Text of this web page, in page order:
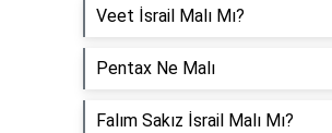
Veet İsrail Malı Mı?
Pentax Ne Malı
Falım Sakız İsrail Malı Mı?